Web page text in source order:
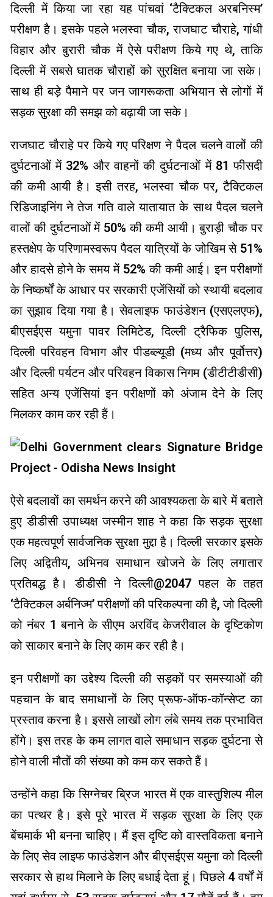
दिल्ली में किया जा रहा यह पांचवां ‘टैक्टिकल अरबनिस्म’
परीक्षण है। इसके पहले भलस्वा चौक, राजघाट चौराहे, गांधी
विहार और बुरारी चौक में ऐसे परीक्षण किये गए थे, ताकि
दिल्ली में सबसे घातक चौराहों को सुरक्षित बनाया जा सके।
साथ ही बड़े पैमाने पर जन जागरूकता अभियान से लोगों में
सड़क सुरक्षा की समझ को बढ़ायी‌ जा सके।
राजघाट चौराहे पर किये गए परिक्षण ने पैदल चलने वालों की
दुर्घटनाओं में 32% और वाहनों की दुर्घटनाओं में 81 फीसदी
की कमी आयी है। इसी तरह, भलस्वा चौक पर, टैक्टिकल
रिडिजाइनिंग ने तेज गति वाले यातायात के साथ पैदल चलने
वालों की दुर्घटनाओं में 50% की कमी आयी। बुराड़ी चौक पर
हस्तक्षेप के परिणामस्वरूप पैदल यात्रियों के जोखिम से 51%
और हादसे होने के समय में 52% की कमी आई। इन परीक्षणों
के निष्कर्षों के आधार पर सरकारी एजेंसियों को स्थायी बदलाव
का सुझाव दिया गया है। सेवलाइफ फाउंडेशन (एसएलएफ),
बीएसईएस यमुना पावर लिमिटेड, दिल्ली ट्रैफिक पुलिस,
दिल्ली परिवहन विभाग और पीडब्ल्यूडी (मध्य और पूर्वोत्तर)
और दिल्ली पर्यटन और परिवहन विकास निगम (डीटीटीडीसी)
सहित अन्य एजेंसियां इन परीक्षणों को अंजाम देने के लिए
मिलकर काम कर रही हैं।
ऐसे बदलावों का समर्थन करने की आवश्यकता के बारे में बताते
हुए डीडीसी उपाध्यक्ष जस्मीन शाह ने कहा कि सड़क सुरक्षा
एक महत्वपूर्ण सार्वजनिक सुरक्षा मुद्दा है। दिल्ली सरकार इसके
लिए अद्वितीय, अभिनव समाधान खोजने के लिए लगातार
प्रतिबद्ध है। डीडीसी ने दिल्ली@2047 पहल के तहत
‘टैक्टिकल अर्बनिज्म’ परीक्षणों की परिकल्पना की है, जो दिल्ली
को नंबर 1 बनाने के सीएम अरविंद केजरीवाल के दृष्टिकोण
को साकार बनाने के लिए काम कर रही है।
इन परीक्षणों का उद्देश्य दिल्ली की सड़कों पर समस्याओं की
पहचान के बाद समाधानों के लिए प्रूफ-ऑफ-कॉन्सेप्ट का
प्रस्ताव करना है। इससे लाखों लोग लंबे समय तक प्रभावित
होंगे। इस तरह के कम लागत वाले समाधान सड़क दुर्घटना से
होने वाली मौतों की संख्या को कम कर सकते हैं।
उन्होंने कहा कि सिग्नेचर ब्रिज भारत में एक वास्तुशिल्प मील
का पत्थर है। इसे पूरे भारत में सड़क सुरक्षा के लिए एक
बेंचमार्क भी बनना चाहिए। मैं इस दृष्टि को वास्तविकता बनाने
के लिए सेव लाइफ फाउंडेशन और बीएसईएस यमुना को दिल्ली
सरकार से हाथ मिलाने के लिए बधाई देता हूं। पिछले 4 वर्षों में